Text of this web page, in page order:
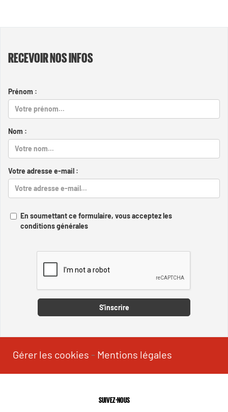
RECEVOIR NOS INFOS
Prénom :
Nom :
Votre adresse e-mail :
En soumettant ce formulaire, vous acceptez les
conditions générales
S'inscrire
Gérer les cookies - Mentions légales
SUIVEZ-NOUS